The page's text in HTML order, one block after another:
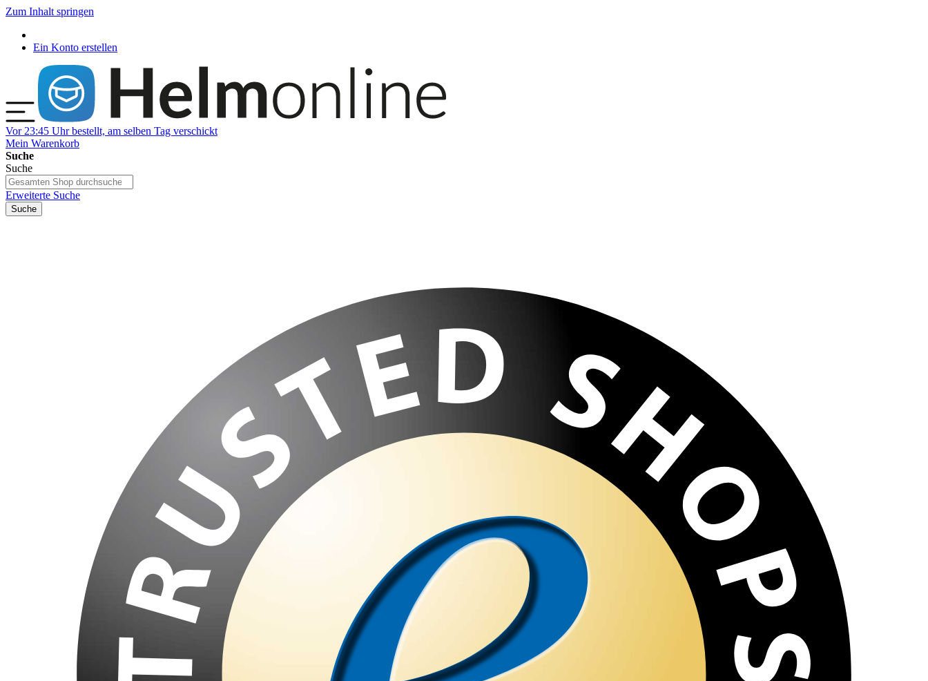
Zum Inhalt springen
Ein Konto erstellen
Vor 23:45 Uhr bestellt, am selben Tag verschickt
Mein Warenkorb
Suche
Suche
Erweiterte Suche
Suche